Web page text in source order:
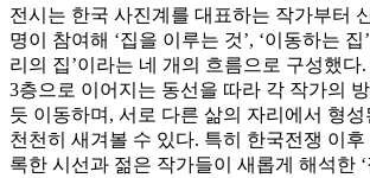
전시는 한국 사진계를 대표하는 작가부터
명이 참여해 ‘집을 이루는 것’, ‘이동하는 집
리의 집’이라는 네 개의 흐름으로 구성했다
3층으로 이어지는 동선을 따라 각 작가의
듯 이동하며, 서로 다른 삶의 자리에서 형성
천천히 새겨볼 수 있다. 특히 한국전쟁 이후
록한 시선과 젊은 작가들이 새롭게 해석한